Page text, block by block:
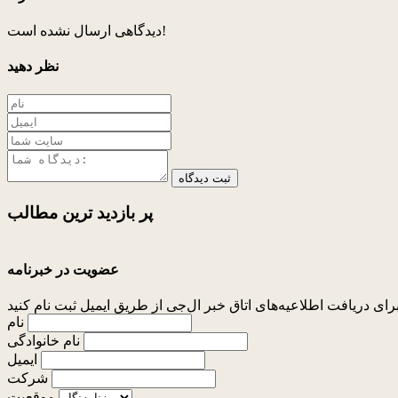
دیدگاهی ارسال نشده است!
نظر دهید
ثبت دیدگاه
پر بازدید ترین مطالب
عضویت در خبرنامه
نام
نام خانوادگی
ایمیل
شرکت